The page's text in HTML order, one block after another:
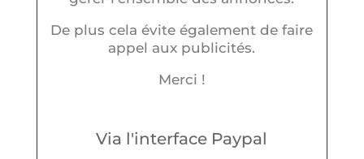
De plus cela évite également de faire
appel aux publicités.
Merci !
Via l'interface Paypal